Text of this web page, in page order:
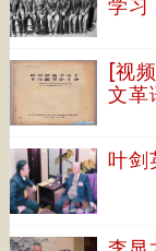
学习
[视
文革
叶剑